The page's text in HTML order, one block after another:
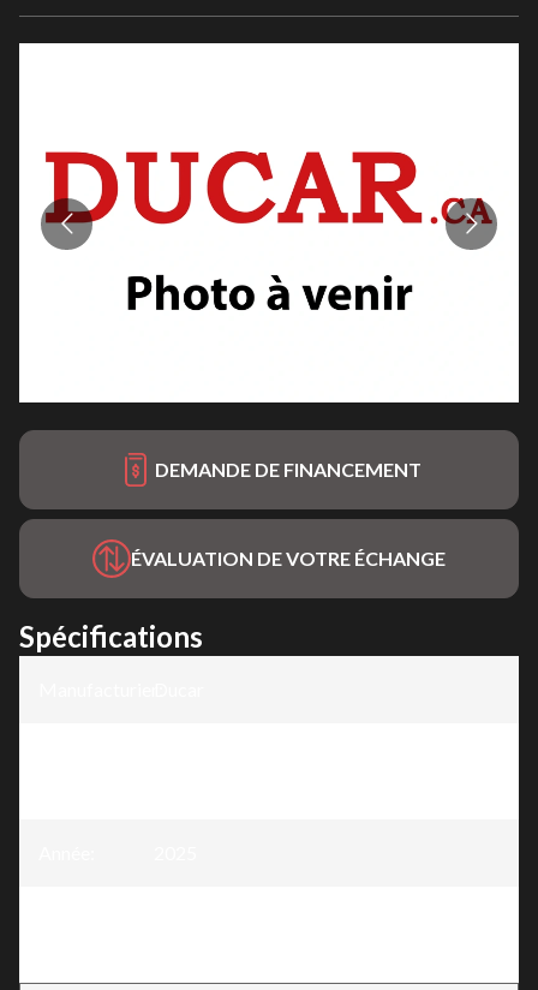
DEMANDE DE FINANCEMENT
ÉVALUATION DE VOTRE ÉCHANGE
Spécifications